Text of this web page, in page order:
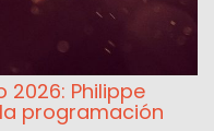
2026: Philippe
la programación